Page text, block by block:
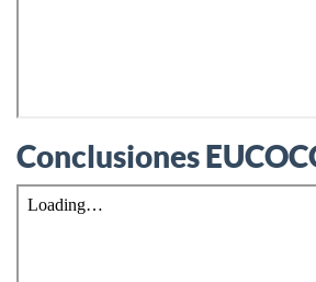
Conclusiones